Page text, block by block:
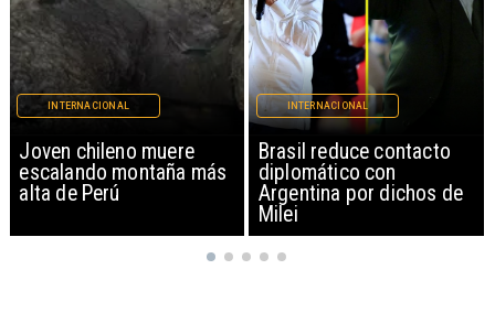
Brasil reduce contacto
diplomático con
Argentina por dichos de
INTERNACIONAL
China restringe
exportación de drones a
EEUU y sanciona
empresas
INTERNACIONAL